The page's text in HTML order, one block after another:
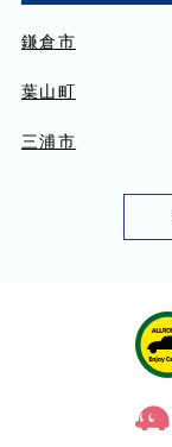
鎌倉市
葉山町
三浦市